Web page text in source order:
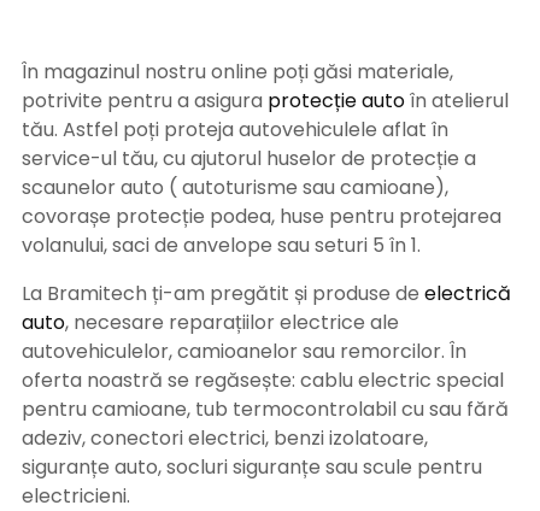
În magazinul nostru online poți găsi materiale,
potrivite pentru a asigura protecție autoîn atelierul
tău. Astfel poți proteja autovehiculele aflat în
service-ul tău, cu ajutorul huselor de protecție a
scaunelor auto ( autoturisme sau camioane),
covorașe protecție podea, huse pentru protejarea
volanului, saci de anvelope sau seturi 5 în 1.
La Bramitech ți-am pregătit și produse de electrică
auto, necesare reparațiilor electrice ale
autovehiculelor, camioanelor sau remorcilor. În
oferta noastră se regăsește: cablu electric special
pentru camioane, tub termocontrolabil cu sau fără
adeziv, conectori electrici, benzi izolatoare,
siguranțe auto, socluri siguranțe sau scule pentru
electricieni.